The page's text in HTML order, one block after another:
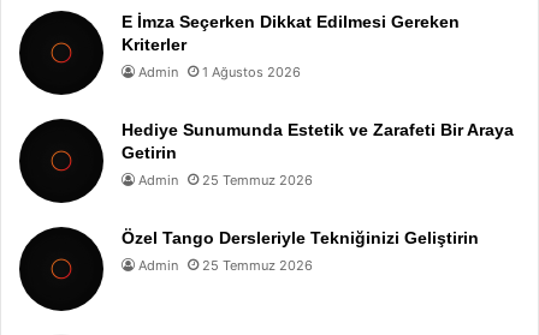
E İmza Seçerken Dikkat Edilmesi Gereken
Kriterler
Admin 1 Ağustos 2026
Hediye Sunumunda Estetik ve Zarafeti Bir Araya
Getirin
Admin 25 Temmuz 2026
Özel Tango Dersleriyle Tekniğinizi Geliştirin
Admin 25 Temmuz 2026